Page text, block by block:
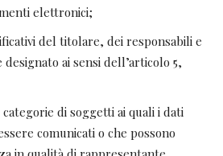
elettronici;
del titolare, dei responsabili e
ai sensi dell’articolo 5,
di soggetti ai quali i dati
comunicati o che possono